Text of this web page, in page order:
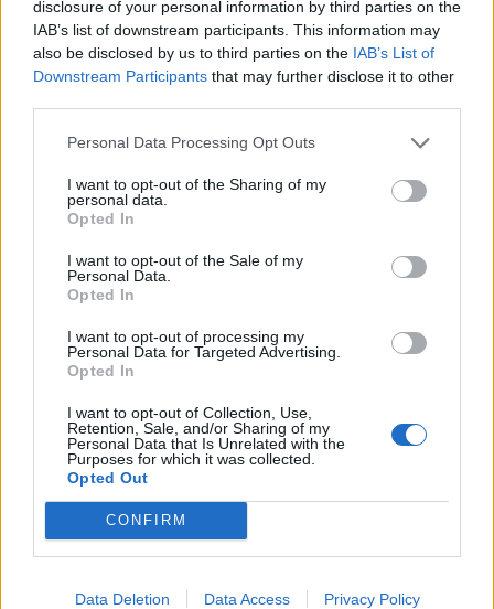
disclosure of your personal information by third parties on the
IAB’s list of downstream participants. This information may
also be disclosed by us to third parties on the IAB’s List of
Downstream Participants that may further disclose it to other
Personal Data Processing Opt Outs
I want to opt-out of the Sharing of my
personal data.
Opted In
I want to opt-out of the Sale of my
Personal Data.
Opted In
I want to opt-out of processing my
Personal Data for Targeted Advertising.
Opted In
I want to opt-out of Collection, Use,
Retention, Sale, and/or Sharing of my
Personal Data that Is Unrelated with the
Purposes for which it was collected.
Opted Out
CONFIRM
Data Deletion Data Access Privacy Policy
fekáliájában is megtalálhatók - írja a CNBC.
A BBC "Watchdog" nevű műsorában azt tesztelték, a
McDonald's, Burger King és a KFC brit éttermeinek
menüjében vajon megtalálhatók a Coliform baktériumok,
ezen belül is azok, melyek melegvérű állatok székletében
baktériumok (ahova az E. Coli is tartozik) ugyanis
betegségeket terjesztenek, gyakran használják őket arra,
KEDVES OLVASÓNK!
A keresett cikk a portfolio.hu hírarchívumához
tartozik, melynek olvasása előfizetéses
regisztrációhoz kötött.
Az előfizetés a következőket tartalmazza:
Portfolio.hu teljes cikkarchívum
Kötéslisták: BÉT elmúlt 2 év napon belüli
kötéslistái